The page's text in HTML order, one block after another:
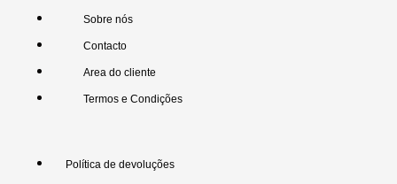
Sobre nós
Contacto
Area do cliente
Termos e Condições
Política de devoluções